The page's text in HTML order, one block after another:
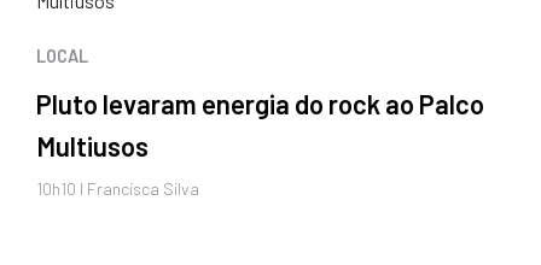
LOCAL
Pluto levaram energia do rock ao Palco
Multiusos
10h10 I Francisca Silva